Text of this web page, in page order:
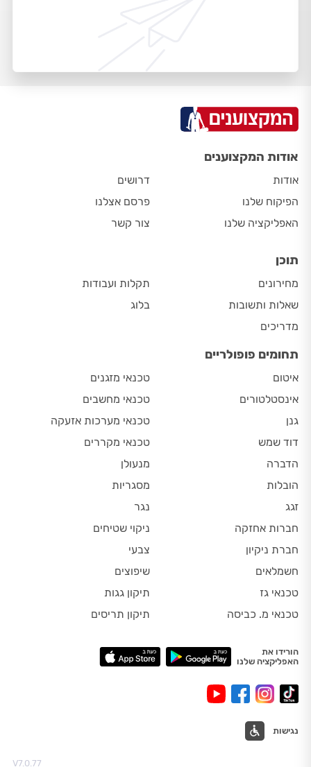
אודות המקצוענים
אודות
הפיקוח שלנו
האפליקציה שלנו
דרושים
פרסם אצלנו
צור קשר
תוכן
מחירונים
שאלות ותשובות
מדריכים
תקלות ועבודות
בלוג
תחומים פופולריים
איטום
אינסטלטורים
גנן
דוד שמש
הדברה
הובלות
זגג
חברות אחזקה
חברת ניקיון
חשמלאים
טכנאי גז
טכנאי מ. כביסה
טכנאי מזגנים
טכנאי מחשבים
טכנאי מערכות אזעקה
טכנאי מקררים
מנעולן
מסגריות
נגר
ניקוי שטיחים
צבעי
שיפוצים
תיקון גגות
תיקון תריסים
הורידו את
האפליקציה שלנו
נגישות
V7.0.77